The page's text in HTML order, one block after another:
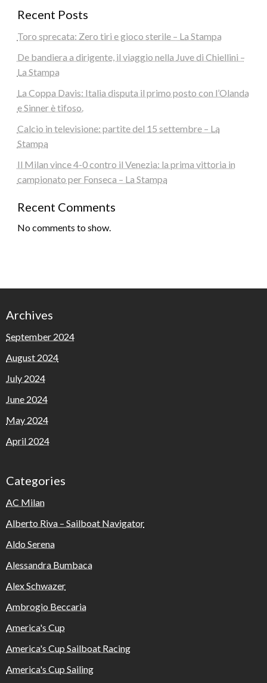
Recent Posts
Toro sprecata: Zero tiri e gioco sterile – La Stampa
De bandiera a dirigente, il viaggio nella Juve di Chiellini –
La Stampa
La Coppa Davis: Italia disputa il primo posto con l’Olanda
e Sinner è tifoso.
Calcio in televisione: partite del 15 settembre – La
Stampa
Il Milan vince 4-0 contro il Venezia: la prima vittoria in
campionato per Fonseca – La Stampa
Recent Comments
No comments to show.
Archives
September 2024
August 2024
July 2024
June 2024
May 2024
April 2024
Categories
AC Milan
Alberto Riva – Sailboat Navigator
Aldo Serena
Alessandra Bumbaca
Alex Schwazer
Ambrogio Beccaria
America's Cup
America's Cup Sailboat Racing
America's Cup Sailing